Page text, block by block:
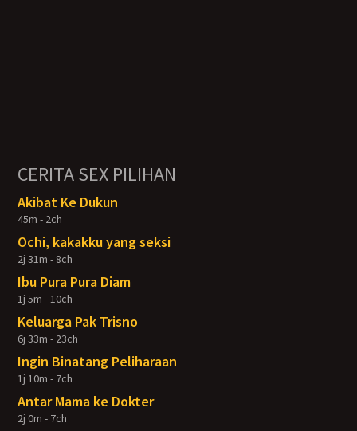
CERITA SEX PILIHAN
Akibat Ke Dukun
45m - 2ch
Ochi, kakakku yang seksi
2j 31m - 8ch
Ibu Pura Pura Diam
1j 5m - 10ch
Keluarga Pak Trisno
6j 33m - 23ch
Ingin Binatang Peliharaan
1j 10m - 7ch
Antar Mama ke Dokter
2j 0m - 7ch